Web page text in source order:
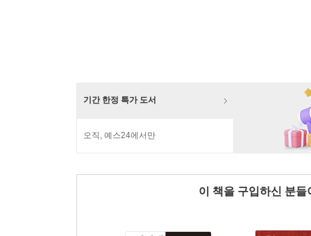
기간 한정 특가 도서
오직, 예스24에서만
이 책을 구입하신 분